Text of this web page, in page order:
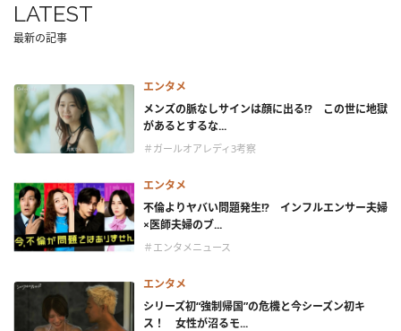
LATEST
最新の記事
エンタメ
メンズの脈なしサインは顔に出る!? この世に地獄
があるとするな...
＃ガールオアレディ3考察
エンタメ
不倫よりヤバい問題発生!? インフルエンサー夫婦
×医師夫婦のブ...
＃エンタメニュース
エンタメ
シリーズ初“強制帰国”の危機と今シーズン初キ
ス！ 女性が沼るモ...